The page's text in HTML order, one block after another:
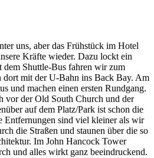
uns, aber das Frühstück im Hotel
Kräfte wieder. Dazu lockt ein
dem Shuttle-Bus fahren wir zum
dort mit der U-Bahn ins Back Bay. Am
und machen einen ersten Rundgang.
vor der Old South Church und der
auf dem Platz/Park ist schon die
Entfernungen sind viel kleiner als wir
die Straßen und staunen über die so
Im John Hancock Tower
und alles wirkt ganz beeindruckend.